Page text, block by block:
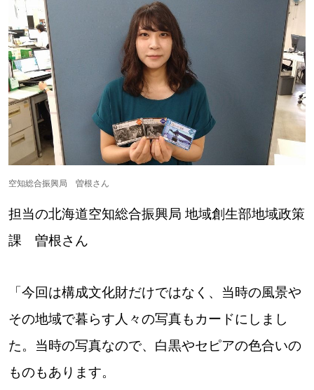
空知総合振興局 曽根さん
担当の北海道空知総合振興局 地域創生部地域政策
課 曽根さん
「今回は構成文化財だけではなく、当時の風景や
その地域で暮らす人々の写真もカードにしまし
た。当時の写真なので、白黒やセピアの色合いの
ものもあります。